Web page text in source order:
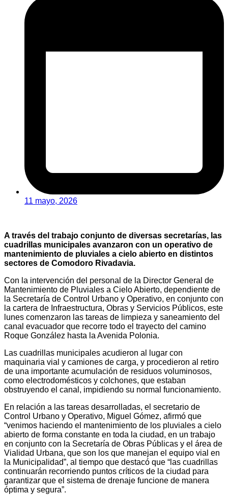
11 mayo, 2026
A través del trabajo conjunto de diversas secretarías, las
cuadrillas municipales avanzaron con un operativo de
mantenimiento de pluviales a cielo abierto en distintos
sectores de Comodoro Rivadavia.
Con la intervención del personal de la Director General de
Mantenimiento de Pluviales a Cielo Abierto, dependiente de
la Secretaría de Control Urbano y Operativo, en conjunto con
la cartera de Infraestructura, Obras y Servicios Públicos, este
lunes comenzaron las tareas de limpieza y saneamiento del
canal evacuador que recorre todo el trayecto del camino
Roque González hasta la Avenida Polonia.
Las cuadrillas municipales acudieron al lugar con
maquinaria vial y camiones de carga, y procedieron al retiro
de una importante acumulación de residuos voluminosos,
como electrodomésticos y colchones, que estaban
obstruyendo el canal, impidiendo su normal funcionamiento.
En relación a las tareas desarrolladas, el secretario de
Control Urbano y Operativo, Miguel Gómez, afirmó que
“venimos haciendo el mantenimiento de los pluviales a cielo
abierto de forma constante en toda la ciudad, en un trabajo
en conjunto con la Secretaría de Obras Públicas y el área de
Vialidad Urbana, que son los que manejan el equipo vial en
la Municipalidad”, al tiempo que destacó que “las cuadrillas
continuarán recorriendo puntos críticos de la ciudad para
garantizar que el sistema de drenaje funcione de manera
óptima y segura”.